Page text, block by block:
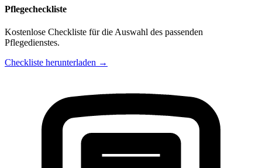
Pflegecheckliste
Kostenlose Checkliste für die Auswahl des passenden
Pflegedienstes.
Checkliste herunterladen →